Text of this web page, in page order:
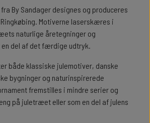
By Sandager designes og produceres
Motiverne laserskæres i
naturlige åretegninger og
del af det færdige udtryk.
både klassiske julemotiver, danske
bygninger og naturinspirerede
fremstilles i mindre serier og
på juletræet eller som en del af julens